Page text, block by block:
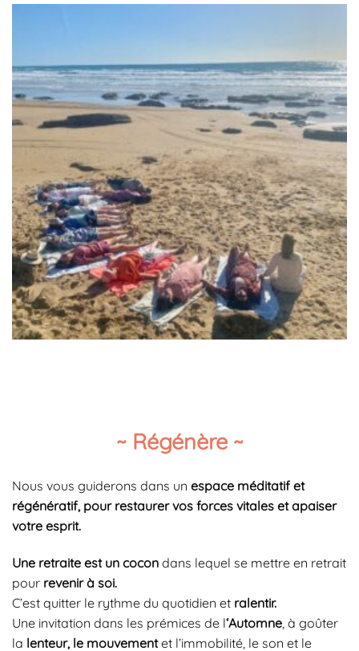
~ Régénère ~
Nous vous guiderons dans un espace méditatif et
régénératif, pour restaurer vos forces vitales et apaiser
votre esprit.
Une retraite est un cocon dans lequel se mettre en retrait
pour revenir à soi.
C’est quitter le rythme du quotidien et ralentir.
Une invitation dans les prémices de l‘Automne , à goûter
la lenteur, le mouvementet l’immobilité, le son et le